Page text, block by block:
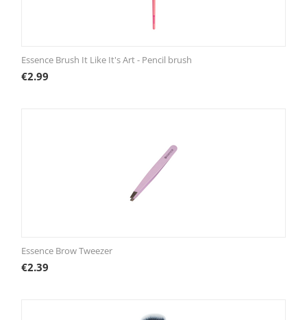
Essence Brush It Like It's Art - Pencil brush
€2.99
Essence Brow Tweezer
€2.39